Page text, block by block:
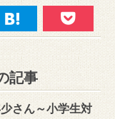
記事
さん～小学生対